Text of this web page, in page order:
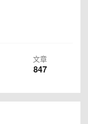
文章
847